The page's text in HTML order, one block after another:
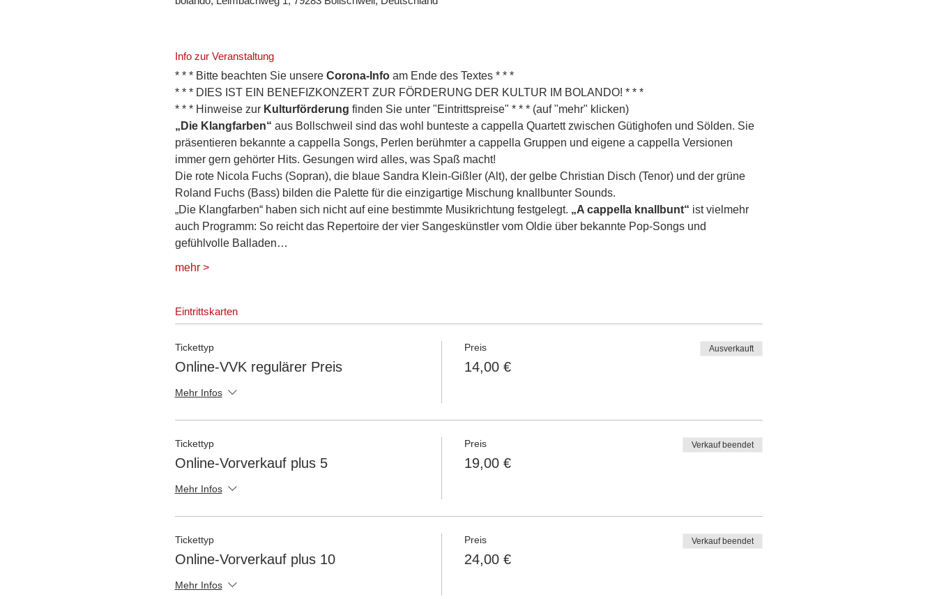
Info zur Veranstaltung
* * * Bitte beachten Sie unsere Corona-Info am Ende des Textes * * *
* * * DIES IST EIN BENEFIZKONZERT ZUR FÖRDERUNG DER KULTUR IM BOLANDO! * * *
* * * Hinweise zur Kulturförderung finden Sie unter "Eintrittspreise" * * * (auf "mehr" klicken)
„Die Klangfarben“ aus Bollschweil sind das wohl bunteste a cappella Quartett zwischen Gütighofen und Sölden. Sie
präsentieren bekannte a cappella Songs, Perlen berühmter a cappella Gruppen und eigene a cappella Versionen
immer gern gehörter Hits. Gesungen wird alles, was Spaß macht!
Die rote Nicola Fuchs (Sopran), die blaue Sandra Klein-Gißler (Alt), der gelbe Christian Disch (Tenor) und der grüne
Roland Fuchs (Bass) bilden die Palette für die einzigartige Mischung knallbunter Sounds.
„Die Klangfarben“ haben sich nicht auf eine bestimmte Musikrichtung festgelegt. „A cappella knallbunt“ ist vielmehr
auch Programm: So reicht das Repertoire der vier Sangeskünstler vom Oldie über bekannte Pop-Songs und
gefühlvolle Balladen…
mehr >
Eintrittskarten
Tickettyp
Online-VVK regulärer Preis
Mehr Infos
Preis
14,00 €
Ausverkauft
Tickettyp
Online-Vorverkauf plus 5
Mehr Infos
Preis
19,00 €
Verkauf beendet
Tickettyp
Online-Vorverkauf plus 10
Mehr Infos
Preis
24,00 €
Verkauf beendet